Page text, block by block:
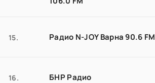
15. Радио N-JOY Варна 90.6 FM
16. БНР Радио